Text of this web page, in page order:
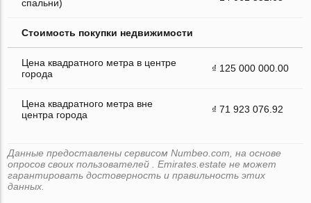
спальни)
Стоимость покупки недвижимости
Цена квадратного метра в центре
города
₫ 125 000 000.00
Цена квадратного метра вне
центра города
₫ 71 923 076.92
Данные предоставлены сервисом Numbeo.com, на основе
опросов своих пользователей . Emirates.estate не может
гарантировать достоверность и правильность этих
данных.